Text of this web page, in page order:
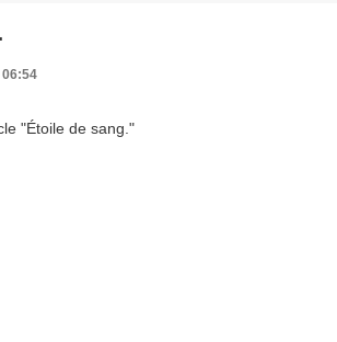
06:54